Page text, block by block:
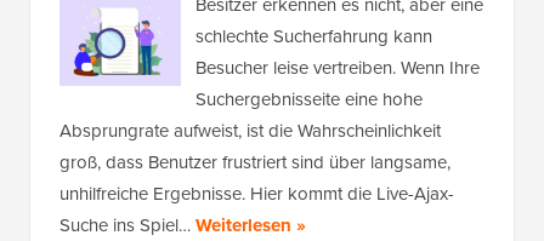
schlechte Sucherfahrung kann
Besucher leise vertreiben. Wenn Ihre
Suchergebnisseite eine hohe
Absprungrate aufweist, ist die Wahrscheinlichkeit
groß, dass Benutzer frustriert sind über langsame,
unhilfreiche Ergebnisse. Hier kommt die Live-Ajax-
Suche ins Spiel…Weiterlesen »